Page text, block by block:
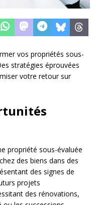
vos propriétés sous-
stratégies éprouvées
votre retour sur
propriété sous-évaluée
des biens dans des
des signes de
projets
des rénovations,